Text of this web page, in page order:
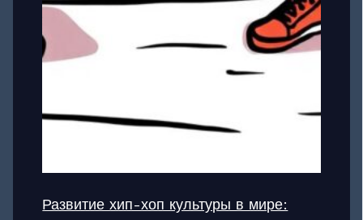
Развитие хип-хоп культуры в мире: